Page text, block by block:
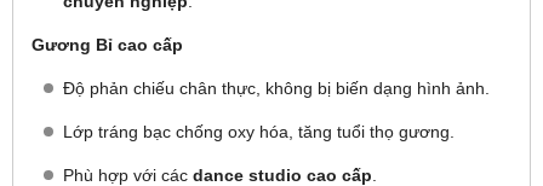
Gương Bỉ cao cấp
Độ phản chiếu chân thực, không bị biến dạng hình ảnh.
Lớp tráng bạc chống oxy hóa, tăng tuổi thọ gương.
Phù hợp với các dance studio cao cấp